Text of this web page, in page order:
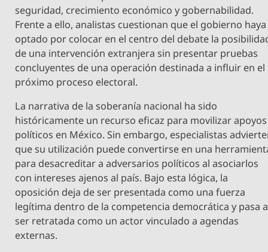
seguridad, crecimiento económico y gobernabilidad.
Frente a ello, analistas cuestionan que el gobierno haya
optado por colocar en el centro del debate la
de una intervención extranjera sin presentar pruebas
concluyentes de una operación destinada a influir en el
próximo proceso electoral.
La narrativa de la soberanía nacional ha sido
históricamente un recurso eficaz para movilizar apoyos
políticos en México. Sin embargo, especialistas
que su utilización puede convertirse en una
para desacreditar a adversarios políticos al asociarlos
con intereses ajenos al país. Bajo esta lógica, la
oposición deja de ser presentada como una fuerza
legítima dentro de la competencia democrática y pasa a
ser retratada como un actor vinculado a agendas
externas.